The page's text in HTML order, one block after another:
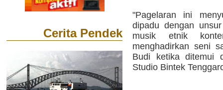
Cerita Pendek
"Pagelaran ini
dipadu dengan
musik etnik
menghadirkan seni
Budi ketika ditemui
Studio Bintek